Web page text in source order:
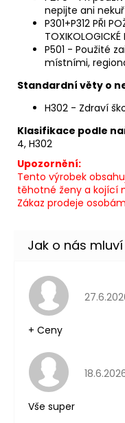
nepijte ani
P301+P312 PŘI
P501 - Použité
místními,
Standardní věty o
H302 - Zdraví
Klasifikace podle
4, H302
Upozornění:
Tento výrobek
těhotné ženy a kojící
Zákaz prodeje
+ Ceny
Vše super